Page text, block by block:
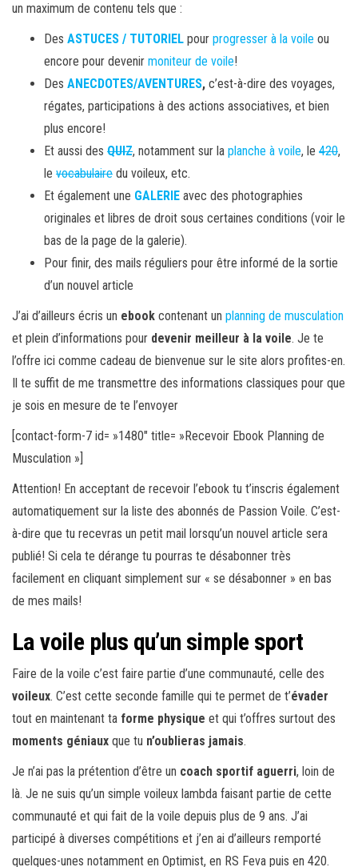
un maximum de contenu tels que :
Des ASTUCES / TUTORIEL pour progresser à la voile ou
encore pour devenir moniteur de voile!
Des ANECDOTES/AVENTURES, c’est-à-dire des voyages,
régates, participations à des actions associatives, et bien
plus encore!
Et aussi des QUIZ, notamment sur la planche à voile, le 420,
le vocabulaire du voileux, etc.
Et également une GALERIE avec des photographies
originales et libres de droit sous certaines conditions (voir le
bas de la page de la galerie).
Pour finir, des mails réguliers pour être informé de la sortie
d’un nouvel article
J’ai d’ailleurs écris un ebook contenant un planning de musculation
et plein d’informations pour devenir meilleur à la voile. Je te
l’offre ici comme cadeau de bienvenue sur le site alors profites-en.
Il te suffit de me transmettre des informations classiques pour que
je sois en mesure de te l’envoyer
[contact-form-7 id= »1480″ title= »Recevoir Ebook Planning de
Musculation »]
Attention! En acceptant de recevoir l’ebook tu t’inscris également
automatiquement sur la liste des abonnés de Passion Voile. C’est-
à-dire que tu recevras un petit mail lorsqu’un nouvel article sera
publié! Si cela te dérange tu pourras te désabonner très
facilement en cliquant simplement sur « se désabonner » en bas
de mes mails!
La voile plus qu’un simple sport
Faire de la voile c’est faire partie d’une communauté, celle des
voileux. C’est cette seconde famille qui te permet de t’évader
tout en maintenant ta forme physique et qui t’offres surtout des
moments géniaux que tu n’oublieras jamais.
Je n’ai pas la prétention d’être un coach sportif aguerri, loin de
là. Je ne suis qu’un simple voileux lambda faisant partie de cette
communauté et qui fait de la voile depuis plus de 9 ans. J’ai
participé à diverses compétitions et j’en ai d’ailleurs remporté
quelques-unes notamment en Optimist, en RS Feva puis en 420.